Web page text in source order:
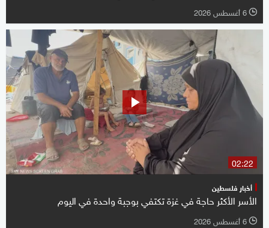
l 6 أغسطس 2026
02:22
أخبار فلسطين
الأسر الأكثر حاجة في غزة تكتفي بوجبة واحدة في اليوم
l 6 أغسطس 2026